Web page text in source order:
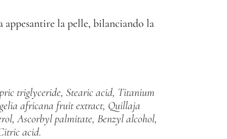
appesantire la pelle, bilanciando la
triglyceride, Stearic acid, Titanium
africana fruit extract, Quillaja
Ascorbyl palmitate, Benzyl alcohol,
acid.